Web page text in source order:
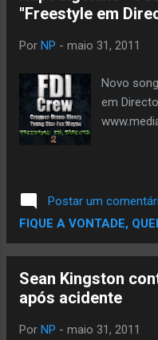
''Freestyle em
Por NP - maio 31, 2011
Novo
em
Postar um
FIQUE A VONTADE,
Sean Kingston
após acidente
Por NP - maio 31, 2011